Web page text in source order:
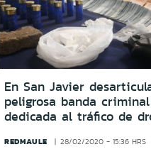
En San Javier
peligrosa banda criminal
dedicada al tráfico de
REDMAULE 28/02/2020 - 15:36 HRS